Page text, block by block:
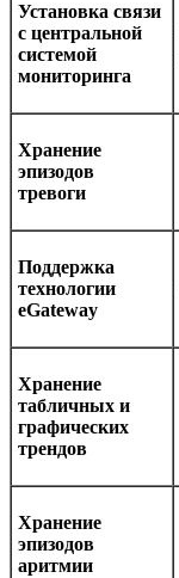
Установка связи
с центральной
системой
мониторинга
Хранение
эпизодов
тревоги
Поддержка
технологии
eGateway
Хранение
табличных и
графических
трендов
Хранение
эпизодов
аритмии